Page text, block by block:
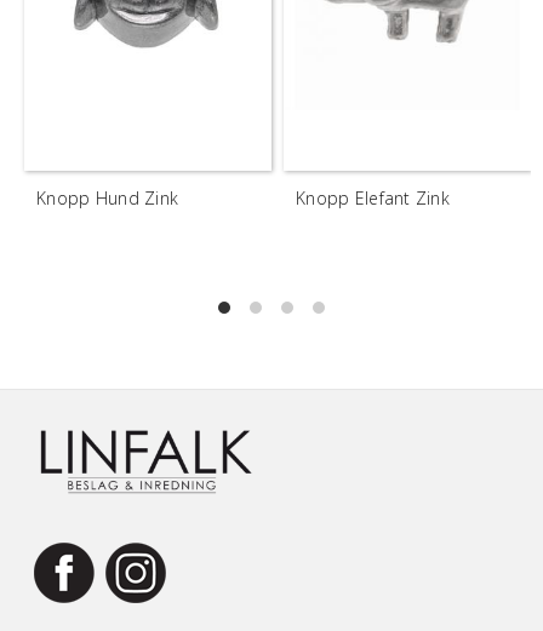
Knopp Hund Zink Knopp Elefant Zink